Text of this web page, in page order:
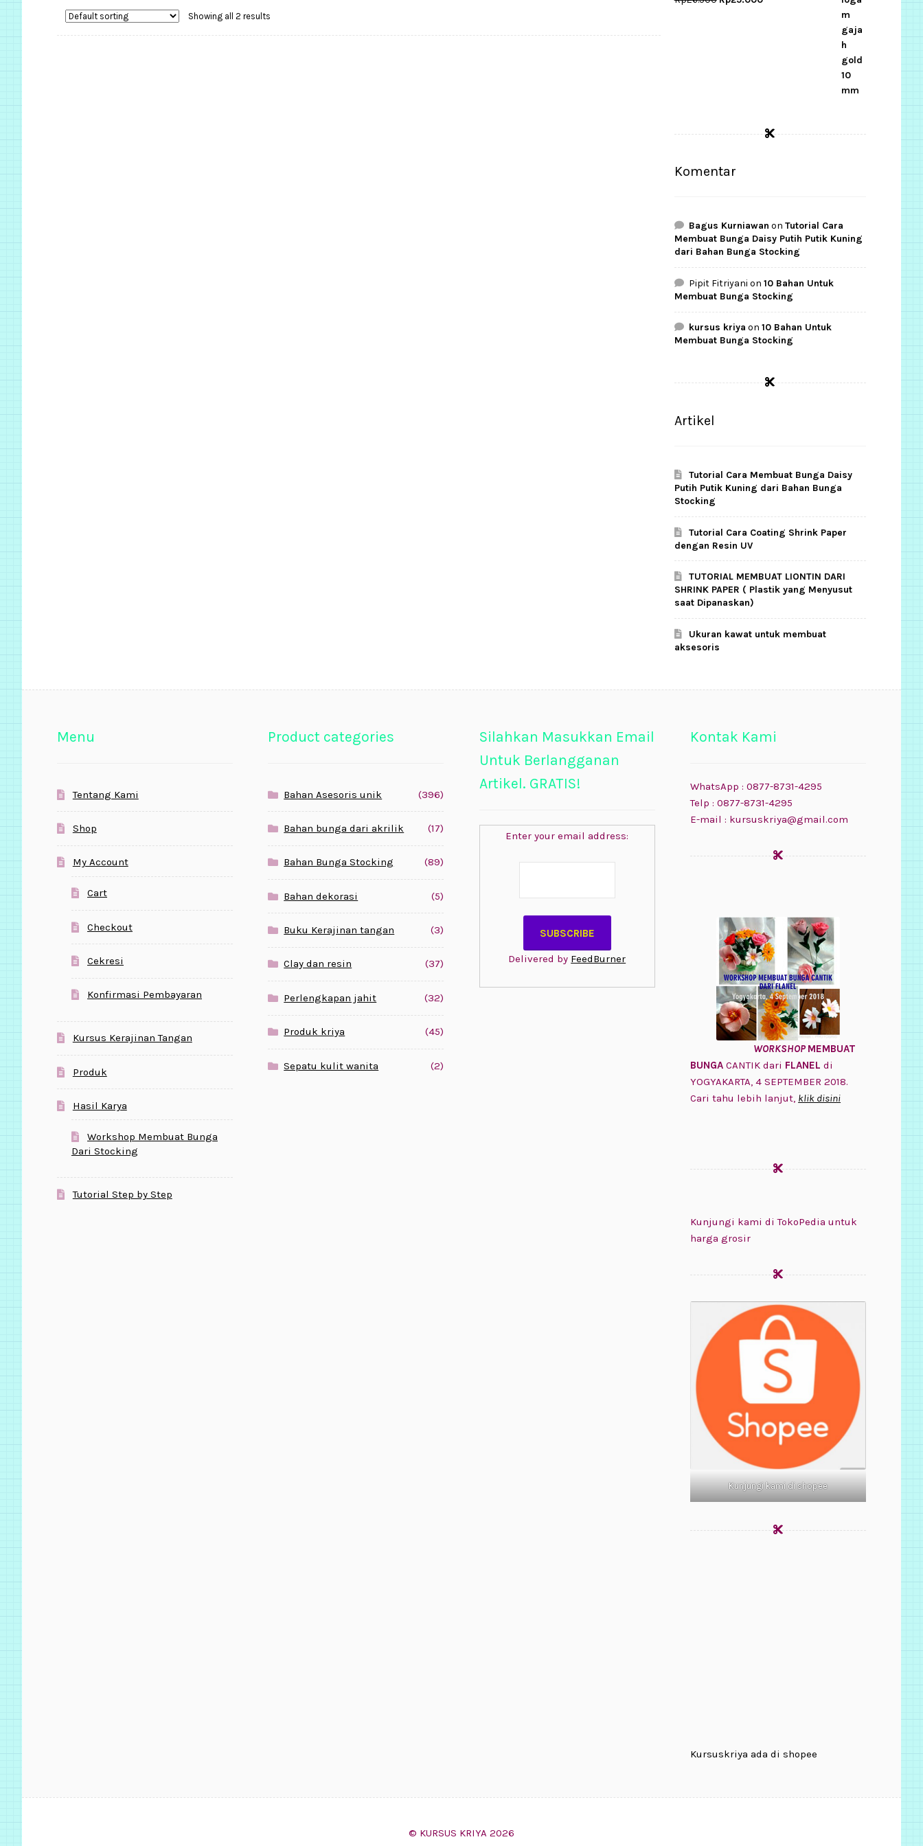
Showing all 2 results
Komentar
Bagus Kurniawan onTutorial Cara
Membuat Bunga Daisy Putih Putik Kuning
dari Bahan Bunga Stocking
Pipit Fitriyani on10 Bahan Untuk
Membuat Bunga Stocking
kursus kriya on10 Bahan Untuk
Membuat Bunga Stocking
Artikel
Tutorial Cara Membuat Bunga Daisy
Putih Putik Kuning dari Bahan Bunga
Stocking
Tutorial Cara Coating Shrink Paper
dengan Resin UV
TUTORIAL MEMBUAT LIONTIN DARI
SHRINK PAPER ( Plastik yang Menyusut
saat Dipanaskan)
Ukuran kawat untuk membuat
aksesoris
Menu
Tentang Kami
Shop
My Account
Cart
Checkout
Cekresi
Konfirmasi Pembayaran
Kursus Kerajinan Tangan
Produk
Hasil Karya
Workshop Membuat Bunga
Dari Stocking
Tutorial Step by Step
Product categories
Bahan Asesoris unik (396)
Bahan bunga dari akrilik (17)
Bahan Bunga Stocking (89)
Bahan dekorasi (5)
Buku Kerajinan tangan (3)
Clay dan resin (37)
Perlengkapan jahit (32)
Produk kriya (45)
Sepatu kulit wanita (2)
Silahkan Masukkan Email
Untuk Berlangganan
Artikel. GRATIS!
Enter your email address:
Delivered by FeedBurner
Kontak Kami
WhatsApp : 0877-8731-4295
Telp : 0877-8731-4295
E-mail : kursuskriya@gmail.com
WORKSHOP MEMBUAT
BUNGA CANTIK dari FLANEL di
YOGYAKARTA, 4 SEPTEMBER 2018.
Cari tahu lebih lanjut, klik disini
Kunjungi kami di TokoPedia untuk
harga grosir
Kunjungi kami di shopee
Kursuskriya ada di shopee
© KURSUS KRIYA 2026